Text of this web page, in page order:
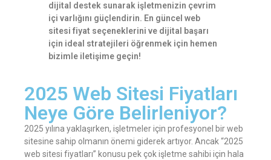
dijital destek sunarak işletmenizin çevrim
içi varlığını güçlendirin. En güncel web
sitesi fiyat seçeneklerini ve dijital başarı
için ideal stratejileri öğrenmek için hemen
bizimle iletişime geçin!
2025 Web Sitesi Fiyatları
Neye Göre Belirleniyor?
2025 yılına yaklaşırken, işletmeler için profesyonel bir web
sitesine sahip olmanın önemi giderek artıyor. Ancak “2025
web sitesi fiyatları” konusu pek çok işletme sahibi için hala